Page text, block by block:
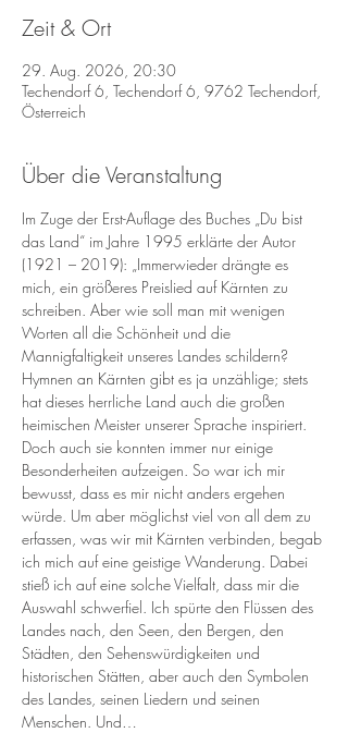
Zeit & Ort
29. Aug. 2026, 20:30
Techendorf 6, Techendorf 6, 9762 Techendorf,
Österreich
Über die Veranstaltung
Im Zuge der Erst-Auflage des Buches „Du bist
das Land“ im Jahre 1995 erklärte der Autor
(1921 – 2019): „Immerwieder drängte es
mich, ein größeres Preislied auf Kärnten zu
schreiben. Aber wie soll man mit wenigen
Worten all die Schönheit und die
Mannigfaltigkeit unseres Landes schildern?
Hymnen an Kärnten gibt es ja unzählige; stets
hat dieses herrliche Land auch die großen
heimischen Meister unserer Sprache inspiriert.
Doch auch sie konnten immer nur einige
Besonderheiten aufzeigen. So war ich mir
bewusst, dass es mir nicht anders ergehen
würde. Um aber möglichst viel von all dem zu
erfassen, was wir mit Kärnten verbinden, begab
ich mich auf eine geistige Wanderung. Dabei
stieß ich auf eine solche Vielfalt, dass mir die
Auswahl schwerfiel. Ich spürte den Flüssen des
Landes nach, den Seen, den Bergen, den
Städten, den Sehenswürdigkeiten und
historischen Stätten, aber auch den Symbolen
des Landes, seinen Liedern und seinen
Menschen. Und…